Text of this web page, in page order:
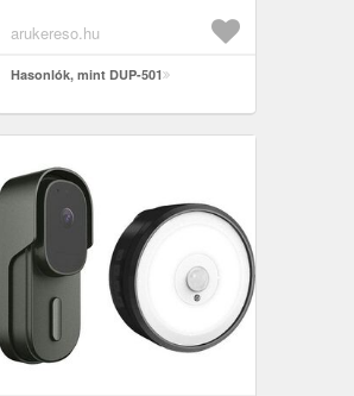
arukereso.hu
Hasonlók, mint DUP-501